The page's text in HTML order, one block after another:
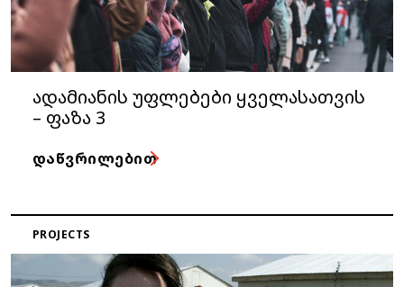
ადამიანის უფლებები ყველასათვის
– ფაზა 3
ᲓᲐᲬᲕᲠᲘᲚᲔᲑᲘᲗ
PROJECTS